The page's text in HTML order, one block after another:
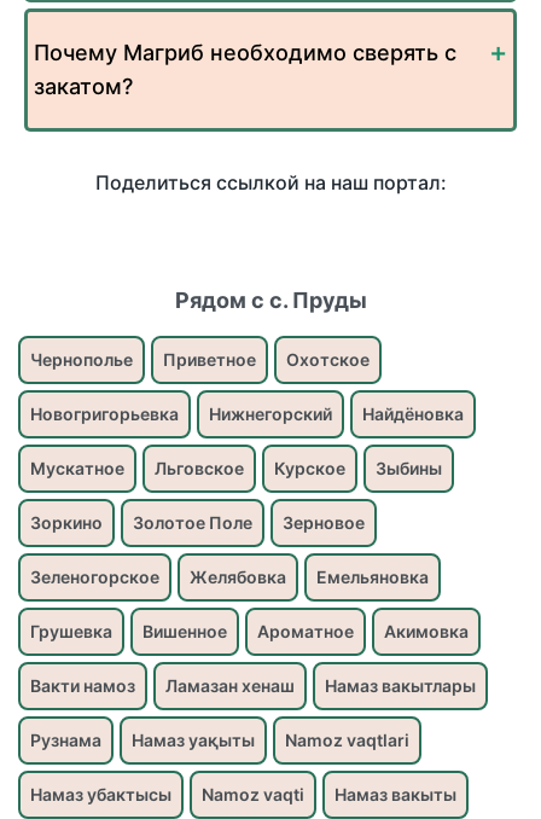
Почему Магриб необходимо сверять с
закатом?
Поделиться ссылкой на наш портал:
Рядом с с. Пруды
Чернополье Приветное Охотское
Новогригорьевка Нижнегорский Найдёновка
Мускатное Льговское Курское Зыбины
Зоркино Золотое Поле Зерновое
Зеленогорское Желябовка Емельяновка
Грушевка Вишенное Ароматное Акимовка
Вакти намоз Ламазан хенаш Намаз вакытлары
Рузнама Намаз уақыты Namoz vaqtlari
Намаз убактысы Namoz vaqti Намаз вакыты